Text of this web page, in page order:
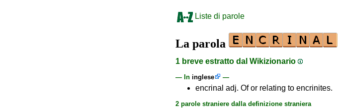
Liste di parole
La parola
1 breve estratto dal Wikizionario
— In inglese —
encrinal adj. Of or relating to encrinites.
2 parole straniere dalla definizione straniera